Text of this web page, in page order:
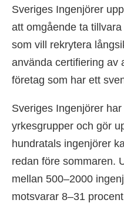
Sveriges Ingenjörer
att omgående ta
som vill rekrytera
använda certifiering av
företag som har ett
Sveriges Ingenjörer
yrkesgrupper och gör
hundratals ingenjörer
redan före sommaren.
mellan 500–2000
motsvarar 8–31